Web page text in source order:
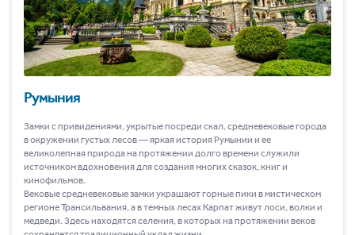
Румыния
Замки с привидениями, укрытые посреди скал, средневековые города
в окружении густых лесов ― яркая история Румынии и ее
великолепная природа на протяжении долго времени служили
источником вдохновения для создания многих сказок, книг и
кинофильмов.
Вековые средневековые замки украшают горные пики в мистическом
регионе Трансильвания, а в темных лесах Карпат живут лоси, волки и
медведи. Здесь находятся селения, в которых на протяжении веков